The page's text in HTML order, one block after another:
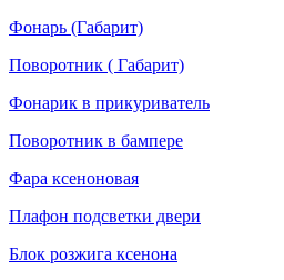
Фонарь (Габарит)
Поворотник ( Габарит)
Фонарик в прикуриватель
Поворотник в бампере
Фара ксеноновая
Плафон подсветки двери
Блок розжига ксенона